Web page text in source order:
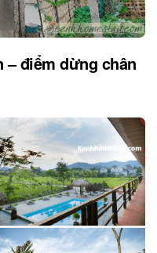
– điểm dừng chân